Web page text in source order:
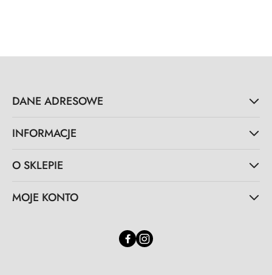
DANE ADRESOWE
INFORMACJE
O SKLEPIE
MOJE KONTO